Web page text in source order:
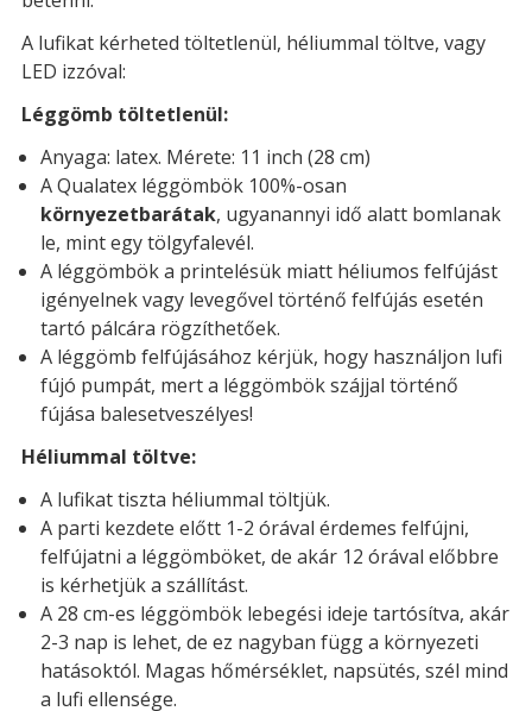
A lufikat kérheted töltetlenül, héliummal töltve, vagy
LED izzóval:
Léggömb töltetlenül:
Anyaga: latex. Mérete: 11 inch (28 cm)
A Qualatex léggömbök 100%-osan
környezetbarátak, ugyanannyi idő alatt bomlanak
le, mint egy tölgyfalevél.
A léggömbök a printelésük miatt héliumos felfújást
igényelnek vagy levegővel történő felfújás esetén
tartó pálcára rögzíthetőek.
A léggömb felfújásához kérjük, hogy használjon lufi
fújó pumpát, mert a léggömbök szájjal történő
fújása balesetveszélyes!
Héliummal töltve:
A lufikat tiszta héliummal töltjük.
A parti kezdete előtt 1-2 órával érdemes felfújni,
felfújatni a léggömböket, de akár 12 órával előbbre
is kérhetjük a szállítást.
A 28 cm-es léggömbök lebegési ideje tartósítva, akár
2-3 nap is lehet, de ez nagyban függ a környezeti
hatásoktól. Magas hőmérséklet, napsütés, szél mind
a lufi ellensége.